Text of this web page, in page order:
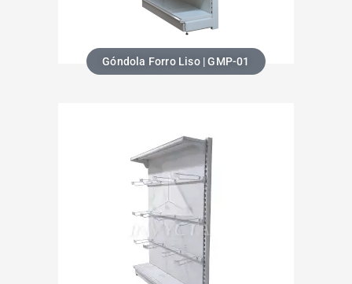
Góndola Forro Liso | GMP-01